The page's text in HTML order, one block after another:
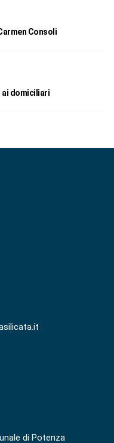
Consoli
ai domiciliari
di Potenza